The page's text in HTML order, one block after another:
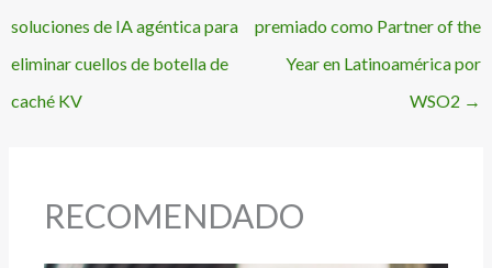
soluciones de IA agéntica para
eliminar cuellos de botella de
caché KV
premiado como Partner of the
Year en Latinoamérica por
WSO2 →
RECOMENDADO